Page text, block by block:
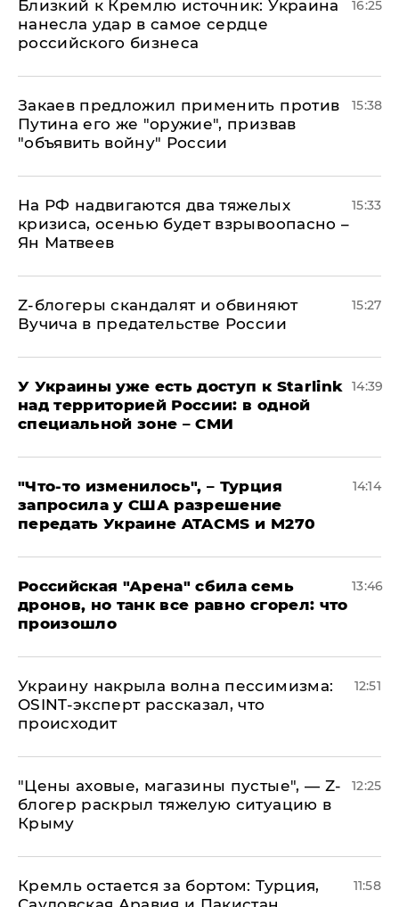
Близкий к Кремлю источник: Украина
нанесла удар в самое сердце
российского бизнеса
16:25
Закаев предложил применить против
Путина его же "оружие", призвав
"объявить войну" России
15:38
На РФ надвигаются два тяжелых
кризиса, осенью будет взрывоопасно –
Ян Матвеев
15:33
Z-блогеры скандалят и обвиняют
Вучича в предательстве России
15:27
У Украины уже есть доступ к Starlink
над территорией России: в одной
специальной зоне – СМИ
14:39
​"Что-то изменилось", – Турция
запросила у США разрешение
передать Украине ATACMS и M270
14:14
​Российская "Арена" сбила семь
дронов, но танк все равно сгорел: что
произошло
13:46
​Украину накрыла волна пессимизма:
OSINT-эксперт рассказал, что
происходит
12:51
​"Цены аховые, магазины пустые", — Z-
блогер раскрыл тяжелую ситуацию в
Крыму
12:25
​Кремль остается за бортом: Турция,
11:58